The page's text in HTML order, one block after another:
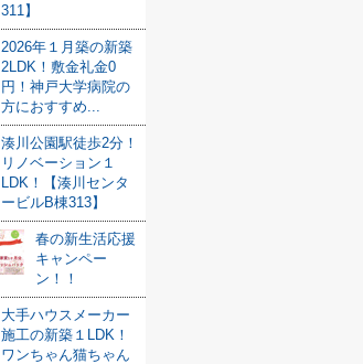
311】
2026年１月築の新築
2LDK！敷金礼金0
円！神戸大学病院の
方におすすめ...
湊川公園駅徒歩2分！
リノベーション１
LDK！【湊川センタ
ービルB棟313】
春の新生活応援
キャンペー
ン！！
大手ハウスメーカー
施工の新築１LDK！
ワンちゃん猫ちゃん